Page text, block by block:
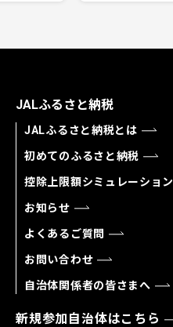
JALふるさと納税
JALふるさと納税とは
初めてのふるさと納税
控除上限額シミュレーション
お知らせ
よくあるご質問
お問い合わせ
自治体関係者の皆さまへ
新規参加自治体はこちら